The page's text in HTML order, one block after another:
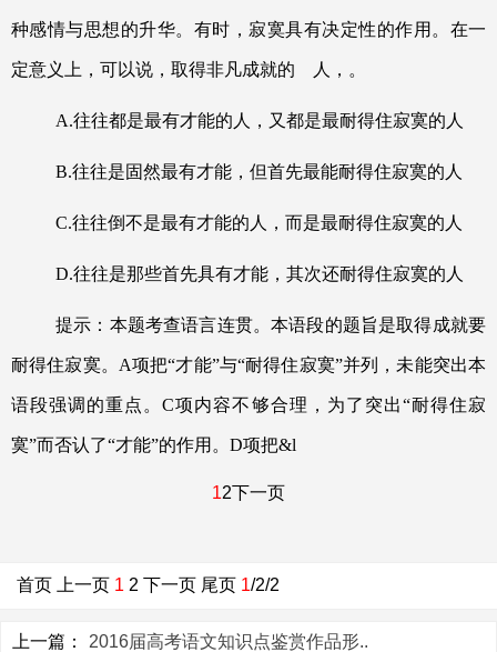
种感情与思想的升华。有时，寂寞具有决定性的作用。在一
定意义上，可以说，取得非凡成就的 人，。
A.往往都是最有才能的人，又都是最耐得住寂寞的人
B.往往是固然最有才能，但首先最能耐得住寂寞的人
C.往往倒不是最有才能的人，而是最耐得住寂寞的人
D.往往是那些首先具有才能，其次还耐得住寂寞的人
提示：本题考查语言连贯。本语段的题旨是取得成就要
耐得住寂寞。 A项把“才能”与“耐得住寂寞”并列，未能突出本
语段强调的重点。C项内容不够合理，为了突出“耐得住寂
寞”而否认了“才能”的作用。 D项把&l
12下一页
首页 上一页 1 2 下一页 尾页 1/2/2
上一篇： 2016届高考语文知识点鉴赏作品形..